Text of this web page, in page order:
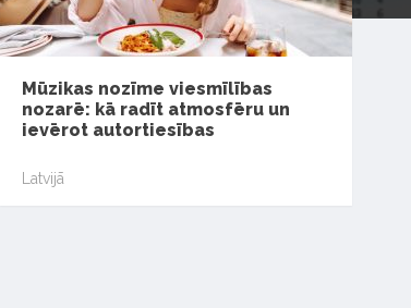
Mūzikas nozīme viesmīlības
nozarē: kā radīt atmosfēru un
ievērot autortiesības
Latvijā